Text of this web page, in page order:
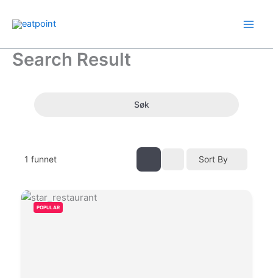
rett
innholdet
Search Result
Søk
1 funnet Sort By
POPULAR